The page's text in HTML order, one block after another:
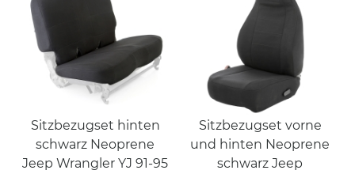
Sitzbezugset hinten
schwarz Neoprene
Jeep Wrangler YJ 91-95
Sitzbezugset vorne
und hinten Neoprene
schwarz Jeep